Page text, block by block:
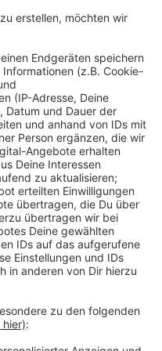
Die
Bedarfsanalyse ein.
und ein Fachbüro
sowie
der ganzen
möchte die St.
Kulturhaus